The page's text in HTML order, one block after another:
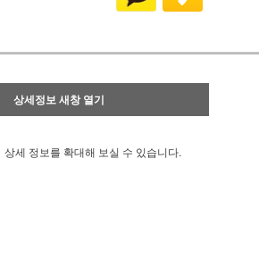
상세정보 새창 열기
상세 정보를 확대해 보실 수 있습니다.